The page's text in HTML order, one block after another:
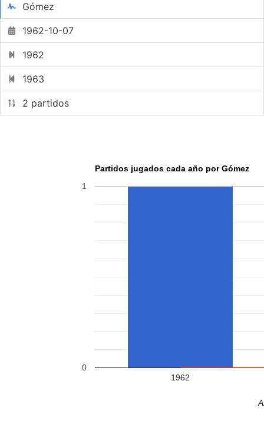
Gómez
1962-10-07
1962
1963
2 partidos
Partidos jugados cada año por Gómez
1962
0
1